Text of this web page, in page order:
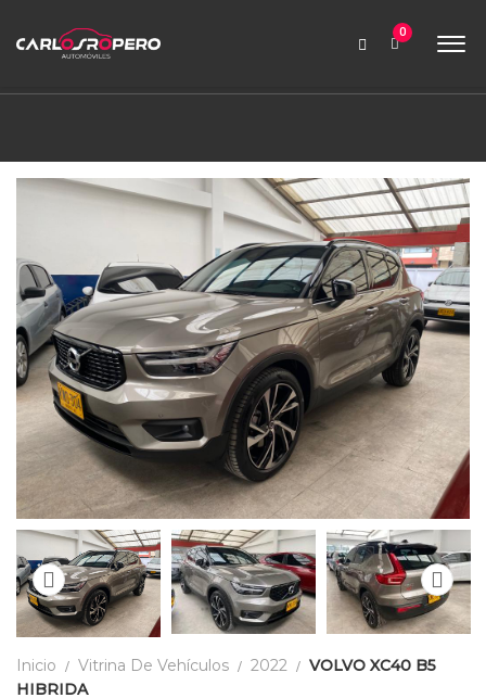
contabilidad@carlosroperoautomoviles.com
0
Inicio Vitrina De Vehículos 2022
VOLVO XC40 B5
HIBRIDA